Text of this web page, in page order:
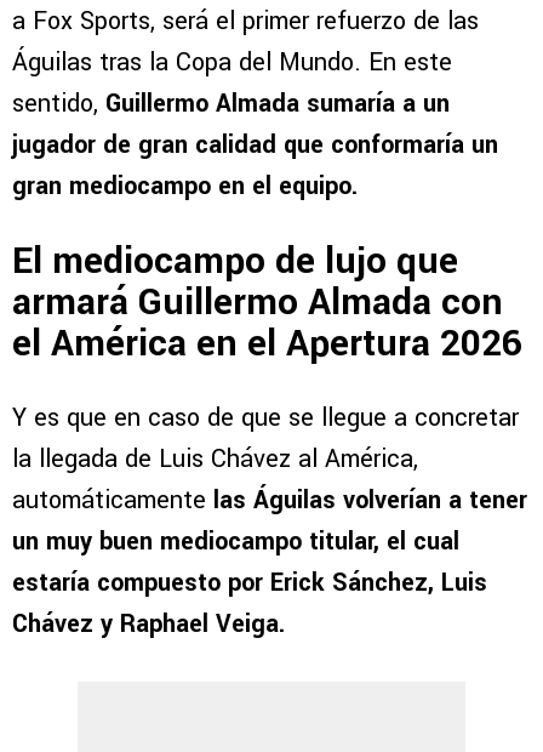
a Fox Sports, será el primer refuerzo de las
Águilas tras la Copa del Mundo. En este
sentido, Guillermo Almada sumaría a un
jugador de gran calidad que conformaría un
gran mediocampo en el equipo.
El mediocampo de lujo que
armará Guillermo Almada con
el América en el Apertura 2026
Y es que en caso de que se llegue a concretar
la llegada de Luis Chávez al América,
automáticamente las Águilas volverían a tener
un muy buen mediocampo titular, el cual
estaría compuesto por Erick Sánchez, Luis
Chávez y Raphael Veiga.